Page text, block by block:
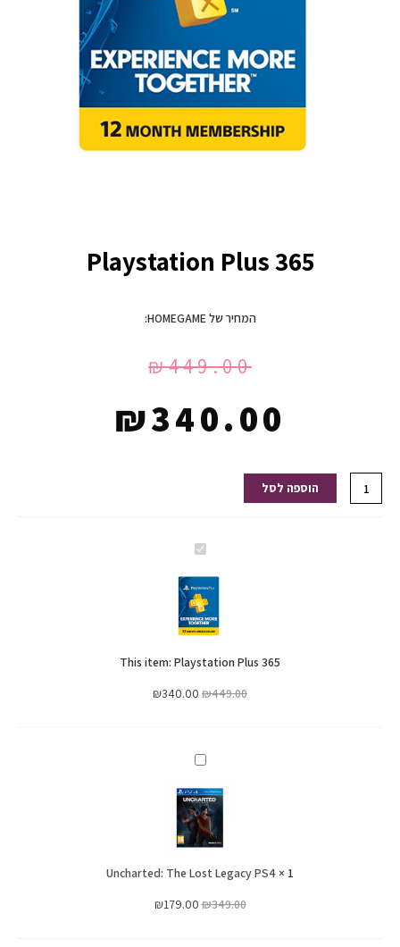
Playstation Plus 365
המחיר של HOMEGAME:
₪449.00
₪340.00
כמות
של
הוספה לסל
Playstation
Plus
365
This item: Playstation Plus 365
₪449.00
₪340.00
Uncharted:
Lost
Legacy
PS4
1
×
Uncharted: The Lost Legacy PS4
₪349.00
₪179.00